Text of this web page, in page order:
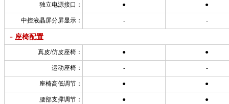
独立电源接口： ● ●
中控液晶屏分屏显示： - -
- 座椅配置
真皮/仿皮座椅： ● ●
运动座椅： - -
座椅高低调节： ● ●
腰部支撑调节： ● ●